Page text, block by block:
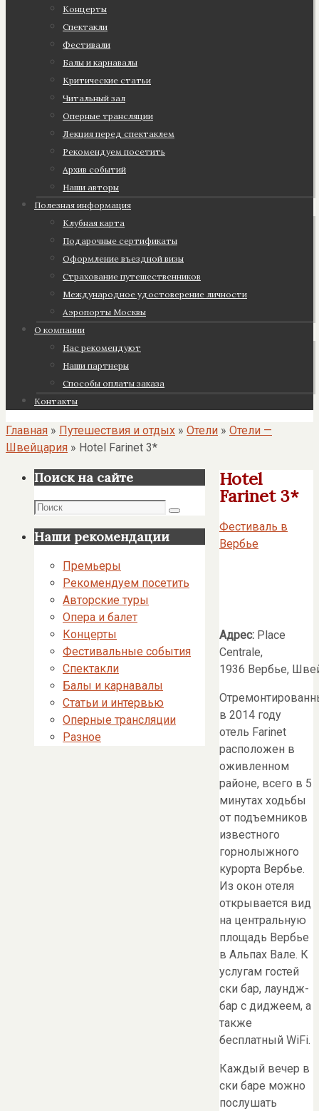
Концерты
Спектакли
Фестивали
Балы и карнавалы
Критические статьи
Читальный зал
Оперные трансляции
Лекция перед спектаклем
Рекомендуем посетить
Архив событий
Наши авторы
Полезная информация
Клубная карта
Подарочные сертификаты
Оформление въездной визы
Страхование путешественников
Международное удостоверение личности
Аэропорты Москвы
О компании
Нас рекомендуют
Наши партнеры
Cпособы оплаты заказа
Контакты
Главная » Путешествия и отдых » Отели » Отели —
Швейцария » Hotel Farinet 3*
Hotel
Farinet 3*
Фестиваль в
Вербье
Адрес: Place
Centrale,
1936 Вербье,
в 2014 году
отель Farinet
расположен в
оживленном
районе, всего в 5
минутах ходьбы
от подъемников
известного
горнолыжного
курорта Вербье.
Из окон отеля
открывается вид
на центральную
площадь Вербье
в Альпах Вале. К
услугам гостей
ски бар, лаундж-
бар с диджеем, а
также
бесплатный WiFi.
Каждый вечер в
ски баре можно
послушать
Поиск на сайте
Поиск
Поиск
Наши рекомендации
Премьеры
Рекомендуем посетить
Авторские туры
Опера и балет
Концерты
Фестивальные события
Спектакли
Балы и карнавалы
Статьи и интервью
Оперные трансляции
Разное